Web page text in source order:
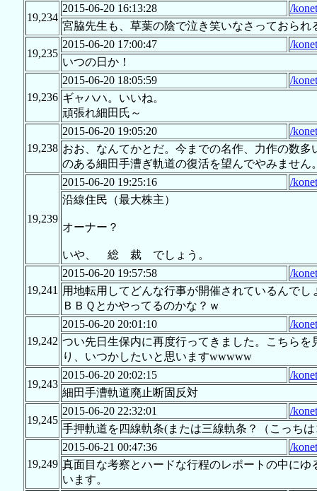
19,234
2015-06-20 16:13:28
/
宮脇先生も、草葉の陰で泣き笑いなさっておられ
19,235
2015-06-20 17:00:47
/
いつの日か！
19,236
2015-06-20 18:05:59
/
ギャハハ。いいね。
頑張れ細田氏～
19,238
2015-06-20 19:05:20
/
おお、なんてかとだ。今までの名作、力作の数
のある細田手漕ぎ軌道の復活を望んでやみません
19,239
2015-06-20 19:25:16
/
沿線住民（最大株主）
オーナー？
いや、 総 裁 でしょう。
19,241
2015-06-20 19:57:58
/
用地転用してどんな行事が開催されているんでし
ＢＢＱとかやってるのかな？ｗ
19,242
2015-06-20 20:01:10
/
つい先日生保内に再度行ってきました。こちら
り、いつかしたいと思いますwwwww
19,243
2015-06-20 20:02:15
/
細田手漕軌道廃止断固反対
19,245
2015-06-20 22:32:01
/
手押軌道を四線軌条(または三線軌条？（こっち
19,249
2015-06-21 00:47:36
/
真面目な考察とハードな行程のレポートの中に
います。